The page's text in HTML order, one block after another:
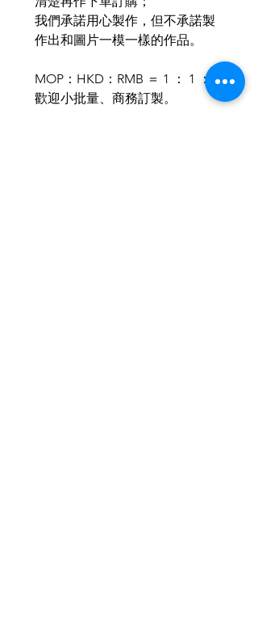
我們承諾用心製作，但不承諾製
作出和圖片一模一樣的作品。
MOP ： HKD ： RMB ＝ 1 ： 1 ： 1
歡迎小批量、商務訂製。